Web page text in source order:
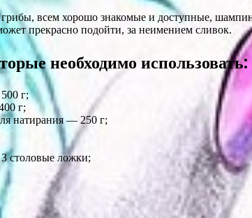
всем хорошо знакомые и доступные,
прекрасно подойти, за неимением сливок.
необходимо использовать:
г;
г;
натирания — 250 г;
3 столовые ложки;